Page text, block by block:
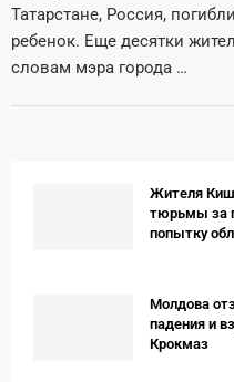
Татарстане, Россия,
ребенок. Еще десятки
словам мэра города …
Жителя
тюрьмы за
попытку
Молдова
падения и
Крокмаз